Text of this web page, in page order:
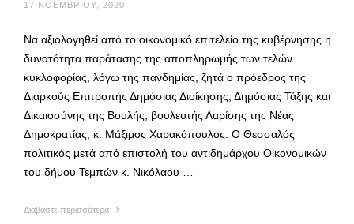
17 ΝΟΕΜΒΡΊΟΥ, 2020
Να αξιολογηθεί από το οικονομικό επιτελείο της κυβέρνησης η
δυνατότητα παράτασης της αποπληρωμής των τελών
κυκλοφορίας, λόγω της πανδημίας, ζητά ο πρόεδρος της
Διαρκούς Επιτροπής Δημόσιας Διοίκησης, Δημόσιας Τάξης και
Δικαιοσύνης της Βουλής, βουλευτής Λαρίσης της Νέας
Δημοκρατίας, κ. Μάξιμος Χαρακόπουλος. Ο Θεσσαλός
πολιτικός μετά από επιστολή του αντιδημάρχου Οικονομικών
του δήμου Τεμπών κ. Νικόλαου …
Διαβάστε περισσότερα